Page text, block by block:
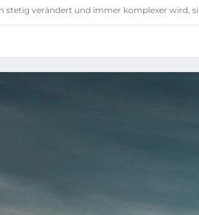
stetig verändert und immer komplexer wird,